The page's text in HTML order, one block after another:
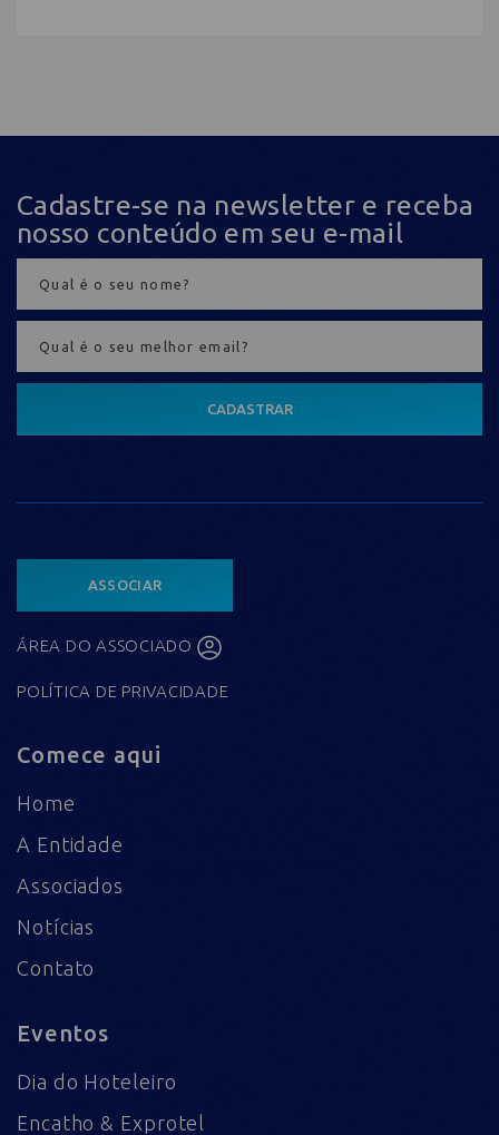
Cadastre-se na newsletter e receba
nosso conteúdo em seu e-mail
CADASTRAR
ASSOCIAR
ÁREA DO ASSOCIADO
POLÍTICA DE PRIVACIDADE
Comece aqui
Home
A Entidade
Associados
Notícias
Contato
Eventos
Dia do Hoteleiro
Encatho & Exprotel